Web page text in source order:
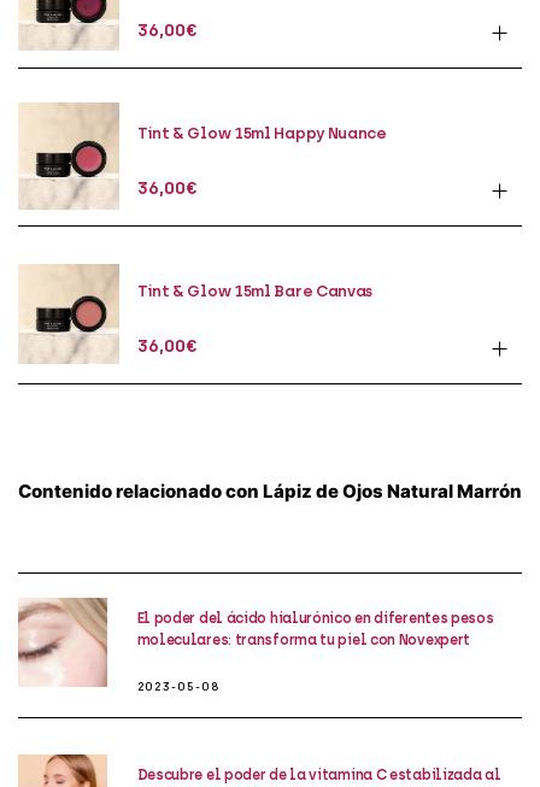
36,00€
Tint & Glow 15ml Happy Nuance
36,00€
Tint & Glow 15ml Bare Canvas
36,00€
Contenido relacionado con Lápiz de Ojos Natural Marrón
El poder del ácido hialurónico en diferentes pesos
moleculares: transforma tu piel con Novexpert
2023-05-08
Descubre el poder de la vitamina C estabilizada al